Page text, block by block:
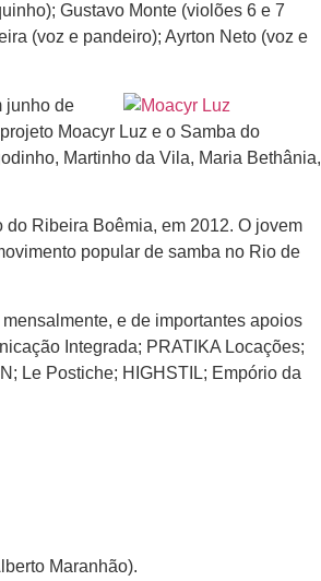
Gustavo Monte (violões 6 e 7
(voz e pandeiro); Ayrton Neto (voz e
junho de
Moacyr Luz e o Samba do
Martinho da Vila, Maria Bethânia,
do Ribeira Boêmia, em 2012. O jovem
popular de samba no Rio de
e de importantes apoios
Integrada; PRATIKA Locações;
Le Postiche; HIGHSTIL; Empório da
Maranhão).